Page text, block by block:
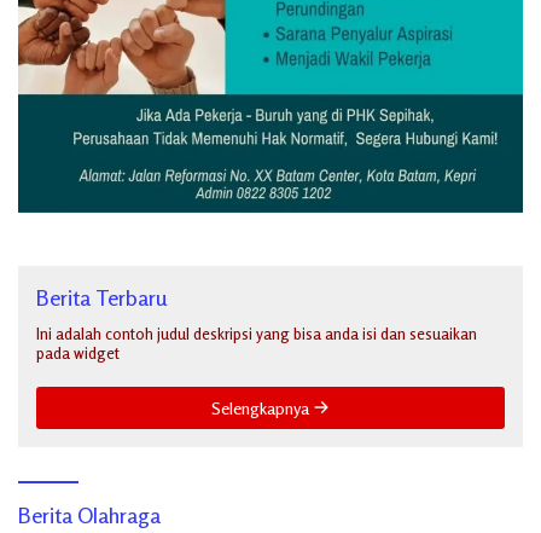
Berita Terbaru
Ini adalah contoh judul deskripsi yang bisa anda isi dan sesuaikan
pada widget
Selengkapnya
Berita Olahraga